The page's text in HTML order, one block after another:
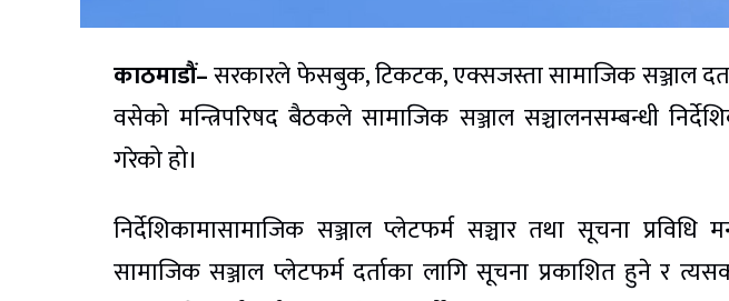
काठमाडौं–सरकारले फेसबुक, टिकटक, एक्सजस्ता सामाजिक सञ्जाल
वसेको मन्त्रिपरिषद बैठकले सामाजिक सञ्जाल सञ्चालनसम्बन्धी
गरेको हो।
निर्देशिकामासामाजिक सञ्जाल प्लेटफर्म सञ्चार तथा सूचना प्रविधि
सामाजिक सञ्जाल प्लेटफर्म दर्ताका लागि सूचना प्रकाशित हुने र